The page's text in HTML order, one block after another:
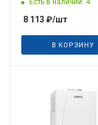
8 113 ₽/шт
В КОРЗИНУ
поступления